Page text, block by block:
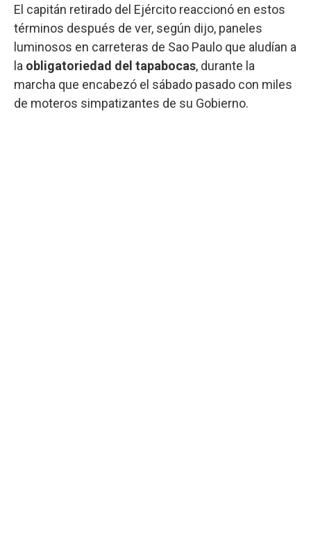
El capitán retirado del Ejército reaccionó en estos
términos después de ver, según dijo, paneles
luminosos en carreteras de Sao Paulo que aludían a
la obligatoriedad del tapabocas, durante la
marcha que encabezó el sábado pasado con miles
de moteros simpatizantes de su Gobierno.